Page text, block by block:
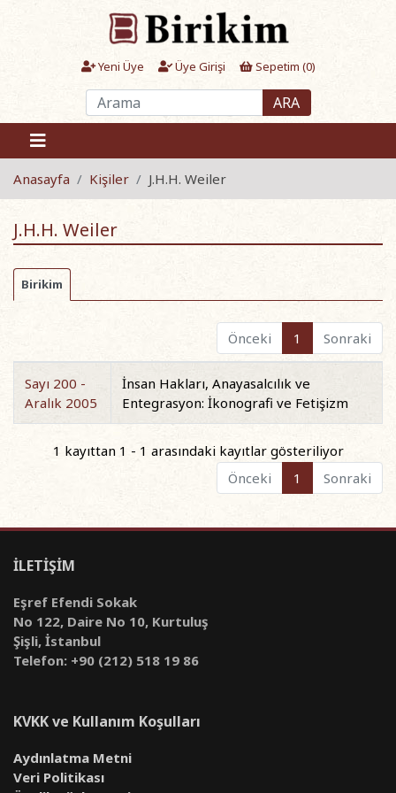
Yeni Üye Üye Girişi Sepetim (0)
ARA
Anasayfa Kişiler J.H.H. Weiler
J.H.H. Weiler
Birikim
Önceki 1 Sonraki
Sayı 200 -
Aralık 2005
İnsan Hakları, Anayasalcılık ve
Entegrasyon: İkonografi ve Fetişizm
1 kayıttan 1 - 1 arasındaki kayıtlar gösteriliyor
Önceki
1 Sonraki
İLETİŞİM
Eşref Efendi Sokak
No 122, Daire No 10, Kurtuluş
Şişli, İstanbul
Telefon: +90 (212) 518 19 86
KVKK ve Kullanım Koşulları
Aydınlatma Metni
Veri Politikası